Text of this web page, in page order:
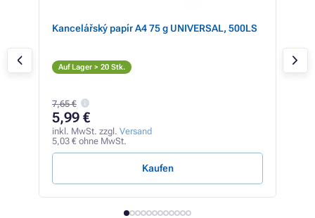
Kancelářský papír A4 75 g UNIVERSAL, 500LS
Auf Lager > 20 Stk.
7,65 €
5,99 €
inkl. MwSt. zzgl. Versand
5,03 € ohne MwSt.
Kaufen